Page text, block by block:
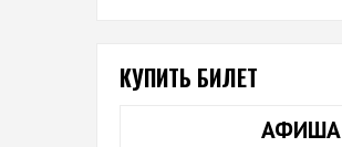
КУПИТЬ БИЛЕТ
АФИША